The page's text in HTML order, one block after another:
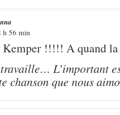
h 56 min
!!!!! A quand la
L’important
chanson que nous